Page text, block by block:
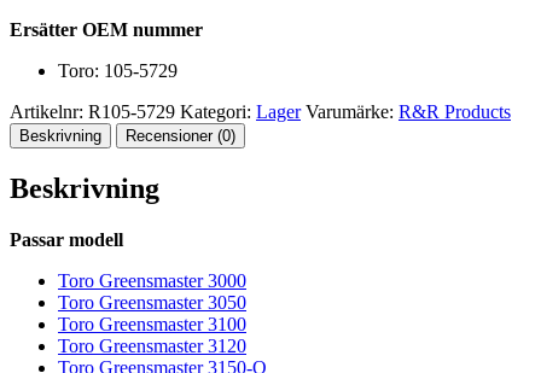
Ersätter OEM nummer
Toro: 105-5729
Artikelnr: R105-5729 Kategori: Lager Varumärke: R&R Products
Beskrivning Recensioner (0)
Beskrivning
Passar modell
Toro Greensmaster 3000
Toro Greensmaster 3050
Toro Greensmaster 3100
Toro Greensmaster 3120
Toro Greensmaster 3150-Q